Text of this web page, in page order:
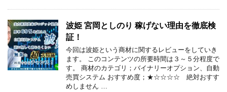
波姫 宮岡としのり 稼げない理由を徹底検
証！
今回は波姫という商材に関するレビューをしていき
ます。 このコンテンツの所要時間は３～５分程度で
す。 商材のカテゴリ；バイナリーオプション、自動
売買システム おすすめ度；★☆☆☆☆ 絶対おすす
めしません …